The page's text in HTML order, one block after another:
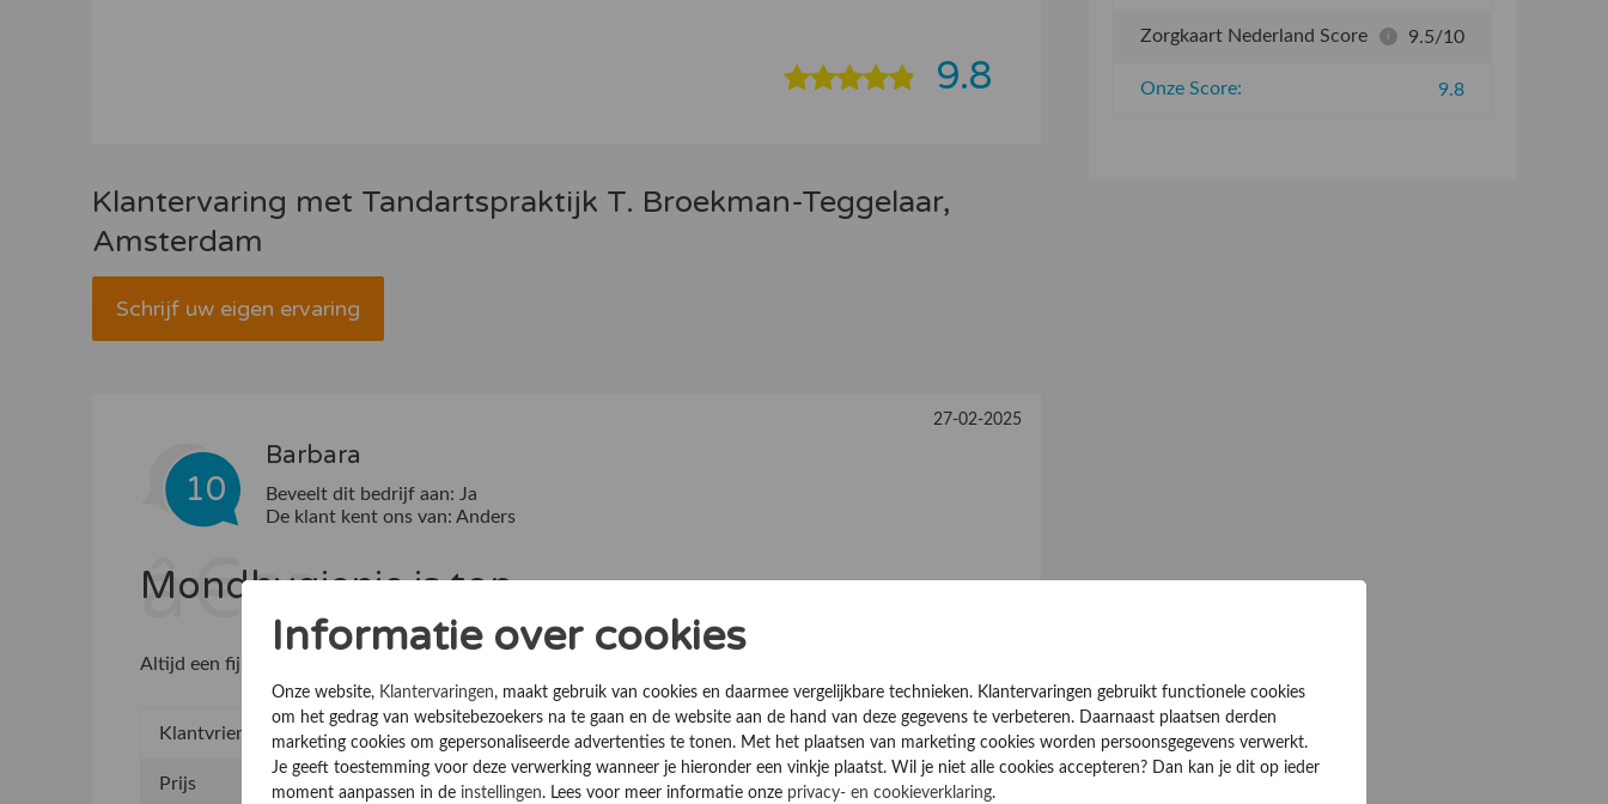
9.8
Klantervaring met Tandartspraktijk T. Broekman-Teggelaar,
Amsterdam
Schrijf uw eigen ervaring
10
Barbara
27-02-2025
Beveelt dit bedrijf aan: Ja
De klant kent ons van: Anders
Mondhygienie is top
Altijd een fijne behandeling en zeer aardige assistenten aan de telefoon
Klantvriendelijkheid 10 Informatieverstrekking 10
Prijs Afspraken nakomen 10
Zorgkaart Nederland Score i 9.5/10
Onze Score: 9.8
Informatie over cookies
Onze website, Klantervaringen, maakt gebruik van cookies en daarmee vergelijkbare technieken. Klantervaringen gebruikt functionele cookies
om het gedrag van websitebezoekers na te gaan en de website aan de hand van deze gegevens te verbeteren. Daarnaast plaatsen derden
marketing cookies om gepersonaliseerde advertenties te tonen. Met het plaatsen van marketing cookies worden persoonsgegevens verwerkt.
Je geeft toestemming voor deze verwerking wanneer je hieronder een vinkje plaatst. Wil je niet alle cookies accepteren? Dan kan je dit op ieder
moment aanpassen in de instellingen. Lees voor meer informatie onze privacy- en cookieverklaring.